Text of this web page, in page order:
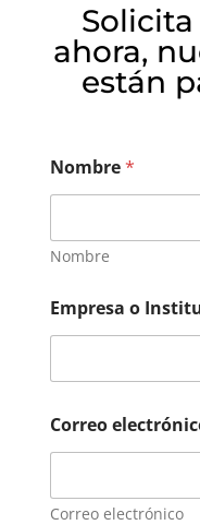
ahora,
están
Nombre*
Nombre
Empresa o
Correo
Correo electrónico